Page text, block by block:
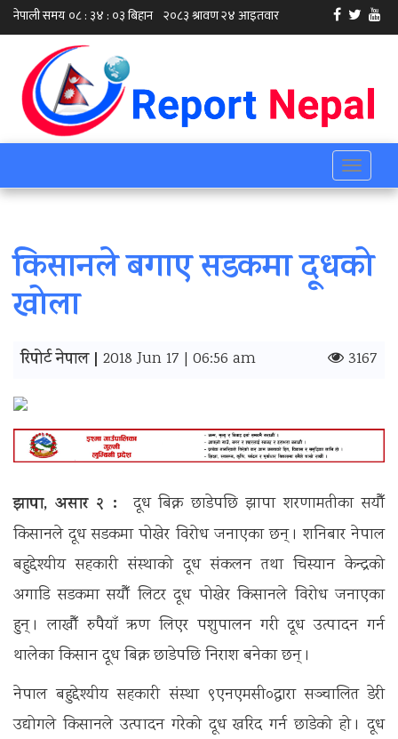
Toggle
किसानले बगाए सडकमा दूधको
खोला
रिपोर्ट नेपाल | 2018 Jun 17 | 06:56 am 3167
झापा, असार २ :
दूध बिक्न छाडेपछि झापा शरणामतीका सयौँ
किसानले दूध सडकमा पोखेर विरोध जनाएका छन् । शनिबार नेपाल
बहुद्देश्यीय सहकारी संस्थाको दूध संकलन तथा चिस्यान केन्द्रको
अगाडि सडकमा सयौँ लिटर दूध पोखेर किसानले विरोध जनाएका
हुन् । लाखौँ रुपैयाँ ऋण लिएर पशुपालन गरी दूध उत्पादन गर्न
थालेका किसान दूध बिक्न छाडेपछि निराश बनेका छन् ।
नेपाल बहुद्देश्यीय सहकारी संस्था ९एनएमसी०द्वारा सञ्चालित डेरी
उद्योगले किसानले उत्पादन गरेको दूध खरिद गर्न छाडेको हो । दूध